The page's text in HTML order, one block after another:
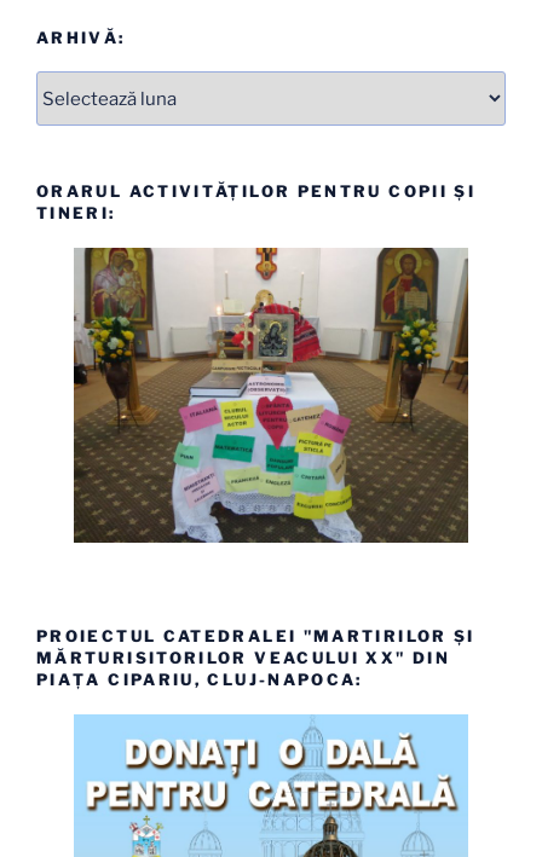
ARHIVĂ:
ORARUL ACTIVITĂȚILOR PENTRU COPII ȘI
TINERI:
PROIECTUL CATEDRALEI "MARTIRILOR ȘI
MĂRTURISITORILOR VEACULUI XX" DIN
PIAȚA CIPARIU, CLUJ-NAPOCA: